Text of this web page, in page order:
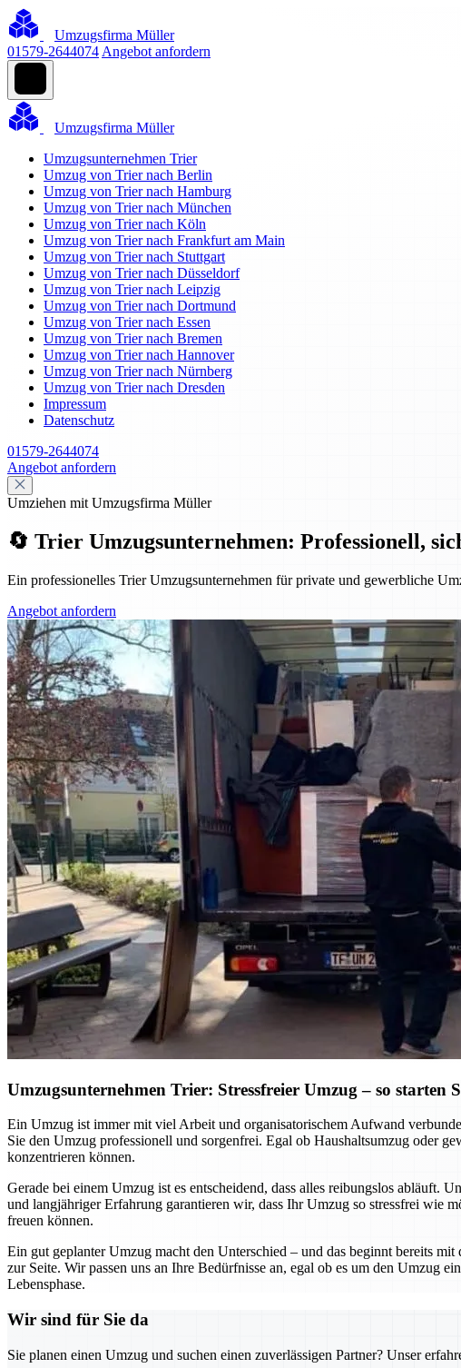
Umzugsfirma Müller
01579-2644074 Angebot anfordern
Umzugsfirma Müller
Umzugsunternehmen Trier
Umzug von Trier nach Berlin
Umzug von Trier nach Hamburg
Umzug von Trier nach München
Umzug von Trier nach Köln
Umzug von Trier nach Frankfurt am Main
Umzug von Trier nach Stuttgart
Umzug von Trier nach Düsseldorf
Umzug von Trier nach Leipzig
Umzug von Trier nach Dortmund
Umzug von Trier nach Essen
Umzug von Trier nach Bremen
Umzug von Trier nach Hannover
Umzug von Trier nach Nürnberg
Umzug von Trier nach Dresden
Impressum
Datenschutz
01579-2644074
Angebot anfordern
Umziehen mit Umzugsfirma Müller
🔄 Trier Umzugsunternehmen: Professionell,
Ein professionelles Trier Umzugsunternehmen für private und gewerbliche
Angebot anfordern
Umzugsunternehmen Trier: Stressfreier Umzug – so starten
Ein Umzug ist immer mit viel Arbeit und organisatorischem Aufwand
Sie den Umzug professionell und sorgenfrei. Egal ob Haushaltsumzug oder
konzentrieren können.
Gerade bei einem Umzug ist es entscheidend, dass alles reibungslos abläuft.
und langjähriger Erfahrung garantieren wir, dass Ihr Umzug so stressfrei wie
freuen können.
Ein gut geplanter Umzug macht den Unterschied – und das beginnt bereits
zur Seite. Wir passen uns an Ihre Bedürfnisse an, egal ob es um den Umzug
Lebensphase.
Wir sind für Sie da
Sie planen einen Umzug und suchen einen zuverlässigen Partner? Unser